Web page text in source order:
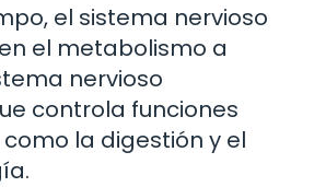
el sistema nervioso
el metabolismo a
nervioso
controla funciones
la digestión y el